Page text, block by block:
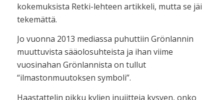
kokemuksista Retki-lehteen artikkeli, mutta se jäi
tekemättä.
Jo vuonna 2013 mediassa puhuttiin Grönlannin
muuttuvista sääolosuhteista ja ihan viime
vuosinahan Grönlannista on tullut
“ilmastonmuutoksen symboli”.
Haastattelin pikku kylien inuiitteja kysyen, onko